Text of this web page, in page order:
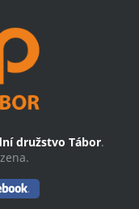
družstvo Tábor.